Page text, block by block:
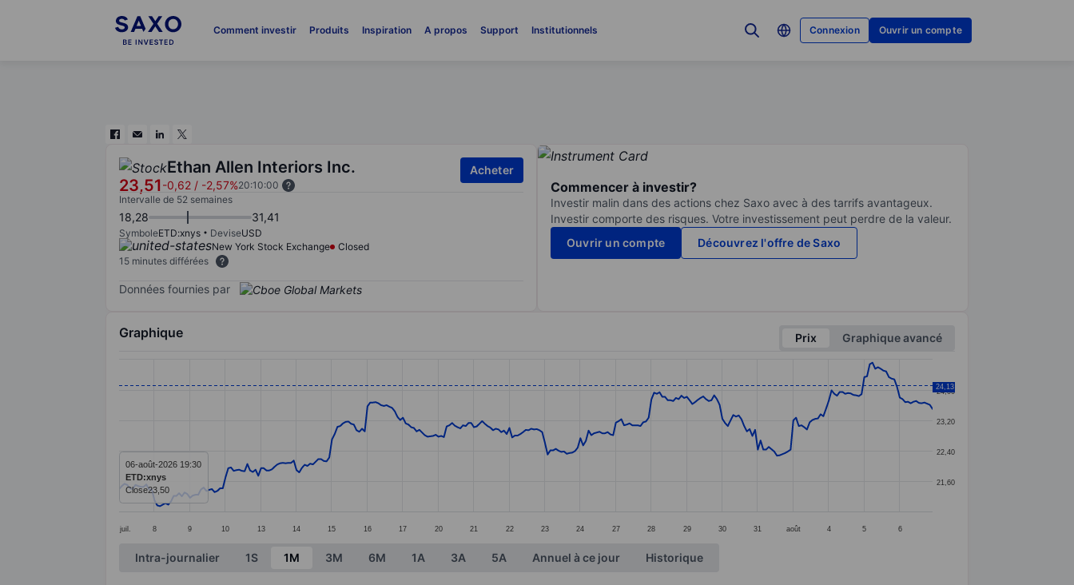
Comment investir Produits Inspiration A propos Support Institutionnels Connexion Ouvrir un compte
Ethan Allen Interiors Inc.
23,51-0,62 / -2,57%20:10:00
Acheter
Intervalle de 52 semaines
18,28 31,41
SymboleETD:xnys DeviseUSD
New York Stock Exchange
Closed
15 minutes différées
Données fournies par
Commencer à investir?
Investir malin dans des actions chez Saxo avec à des tarrifs avantageux.
Investir comporte des risques. Votre investissement peut perdre de la valeur.
Ouvrir un compte
Découvrez l'offre de Saxo
Graphique Prix
Graphique avancé
The chart has 1 X axis displaying categories.
The chart has 1 Y axis displaying values. Data ranges from 20.94 to 24.72.
juil. 8 9 10 13 14 15 16 17 20 21 22 23 24 27 28 29 30 31 août 4 5 6
21,60
22,40
23,20
24,00
24,13
06-août-2026 19:30
ETD:xnys
Close23,50
End of interactive chart.
Intra-journalier 1S 1M 3M 6M 1A 3A 5A Annuel à ce jour Historique